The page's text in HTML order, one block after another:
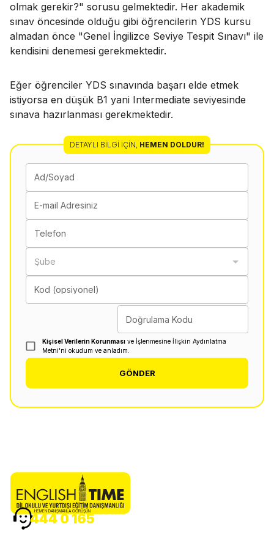
olmak gerekir?" sorusu gelmektedir. Her akademik
sınav öncesinde olduğu gibi öğrencilerin YDS kursu
almadan önce "Genel İngilizce Seviye Tespit Sınavı" ile
kendisini denemesi gerekmektedir.
Eğer öğrenciler YDS sınavında başarı elde etmek
istiyorsa en düşük B1 yani Intermediate seviyesinde
sınava hazırlanması gerekmektedir.
DETAYLI BILGI İÇIN, HEMEN DOLDUR!
Ad/Soyad
E-mail Adresiniz
Telefon
Şube
Kod (opsiyonel)
Doğrulama Kodu
Kişisel Verilerin Korunması ve İşlenmesine İlişkin Aydınlatma
Metni'ni okudum ve anladım.
GÖNDER
HEMEN DANIŞMANLA GÖRÜŞÜN
444 0 165